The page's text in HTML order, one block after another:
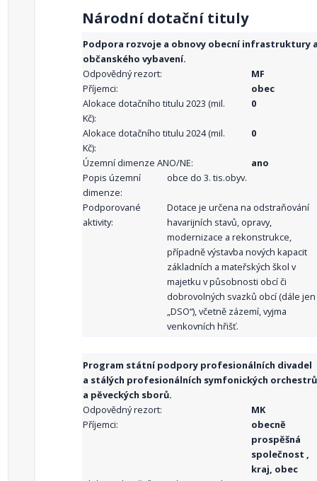
Národní dotační tituly
Podpora rozvoje a obnovy obecní infrastruktury
občanského vybavení.
Odpovědný rezort:
MF
Příjemci:
obec
Alokace dotačního titulu 2023 (mil.
Kč):
0
Alokace dotačního titulu 2024 (mil.
Kč):
0
Územní dimenze ANO/NE:
ano
Popis územní
dimenze:
obce do 3. tis.obyv.
Podporované
aktivity:
Dotace je určena na odstraňování
havarijních stavů, opravy,
modernizace a rekonstrukce,
případně výstavba nových kapacit
základních a mateřských škol v
majetku v působnosti obcí či
dobrovolných svazků obcí (dále jen
„DSO“), včetně zázemí, vyjma
venkovních hřišť.
Program státní podpory profesionálních divadel
a stálých profesionálních symfonických orchestrů
a pěveckých sborů.
Odpovědný rezort:
MK
Příjemci:
obecně
prospěšná
společnost ,
kraj, obec